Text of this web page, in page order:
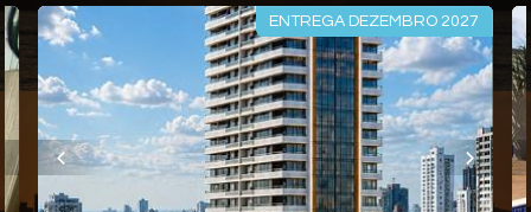
Sala de Jogos
Salão de Festas
Piscina
Espaço Gourmet
Espaço Fitness
Medidores Individuais
Piscina Infantil
Bicicletário
Elevador
Entrada para Banhistas
ENTREGA DEZEMBRO 2027